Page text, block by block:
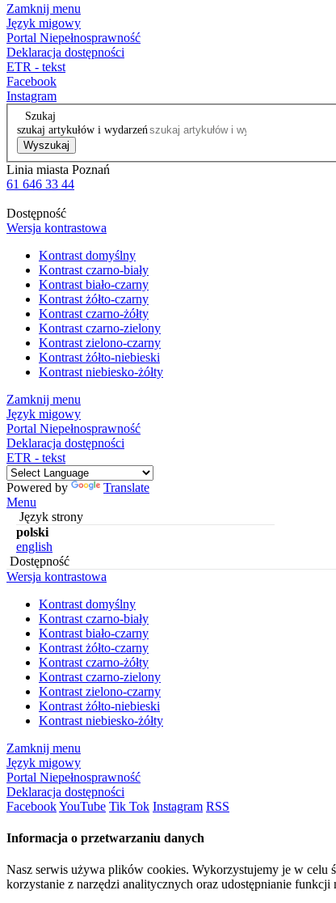
Zamknij menu
Język migowy
Portal Niepełnosprawność
Deklaracja dostępności
ETR - tekst
Facebook
Instagram
Szukaj
szukaj artykułów i wydarzeń
Wyszukaj
Linia miasta Poznań
61 646 33 44
Dostępność
Wersja kontrastowa
Kontrast domyślny
Kontrast czarno-biały
Kontrast biało-czarny
Kontrast żółto-czarny
Kontrast czarno-żółty
Kontrast czarno-zielony
Kontrast zielono-czarny
Kontrast żółto-niebieski
Kontrast niebiesko-żółty
Zamknij menu
Język migowy
Portal Niepełnosprawność
Deklaracja dostępności
ETR - tekst
Powered by
Translate
Menu
Język strony
polski
english
Dostępność
Wersja kontrastowa
Kontrast domyślny
Kontrast czarno-biały
Kontrast biało-czarny
Kontrast żółto-czarny
Kontrast czarno-żółty
Kontrast czarno-zielony
Kontrast zielono-czarny
Kontrast żółto-niebieski
Kontrast niebiesko-żółty
Zamknij menu
Język migowy
Portal Niepełnosprawność
Deklaracja dostępności
FacebookYouTube Tik Tok Instagram RSS
Informacja o przetwarzaniu danych
Nasz serwis używa plików cookies. Wykorzystujemy je w celu
korzystanie z narzędzi analitycznych oraz udostępnianie